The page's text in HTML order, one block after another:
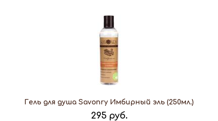
Гель для душа Savonry Имбирный эль (250мл.)
295 руб.